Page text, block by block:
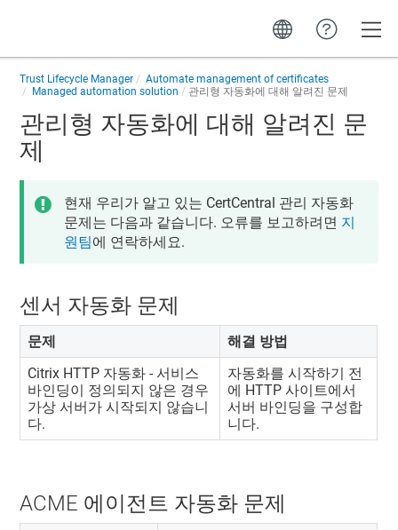
Trust Lifecycle Manager
Automate management of certificates
Managed automation solution
관리형 자동화에 대해 알려진 문제
관리형 자동화에 대해 알려진 문
제
현재 우리가 알고 있는 CertCentral 관리 자동화
문제는 다음과 같습니다. 오류를 보고하려면 지
원팀에 연락하세요.
센서 자동화 문제
문제
해결 방법
Citrix HTTP 자동화 - 서비스
바인딩이 정의되지 않은 경우
가상 서버가 시작되지 않습니
다.
자동화를 시작하기 전
에 HTTP 사이트에서
서버 바인딩을 구성합
니다.
ACME 에이전트 자동화 문제